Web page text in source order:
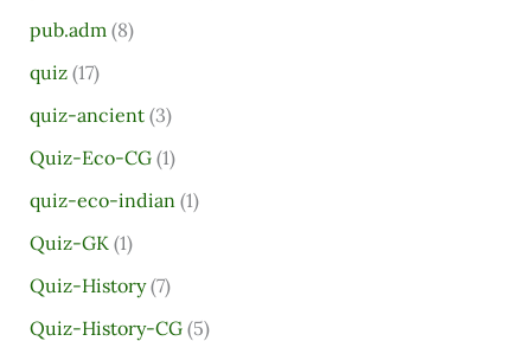
pub.adm (8)
quiz(17)
quiz-ancient(3)
Quiz-Eco-CG(1)
quiz-eco-indian (1)
Quiz-GK (1)
Quiz-History(7)
Quiz-History-CG(5)